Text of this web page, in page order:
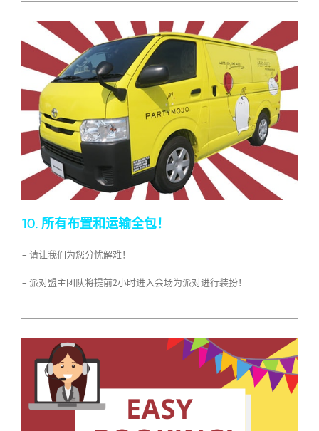
10. 所有布置和运输全包！
– 请让我们为您分忧解难！
– 派对盟主团队将提前2小时进入会场为派对进行装扮！